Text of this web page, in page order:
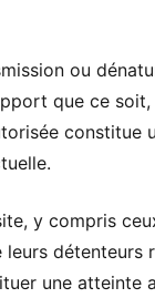
ou
que ce
constitue
y compris
détenteurs
une atteinte